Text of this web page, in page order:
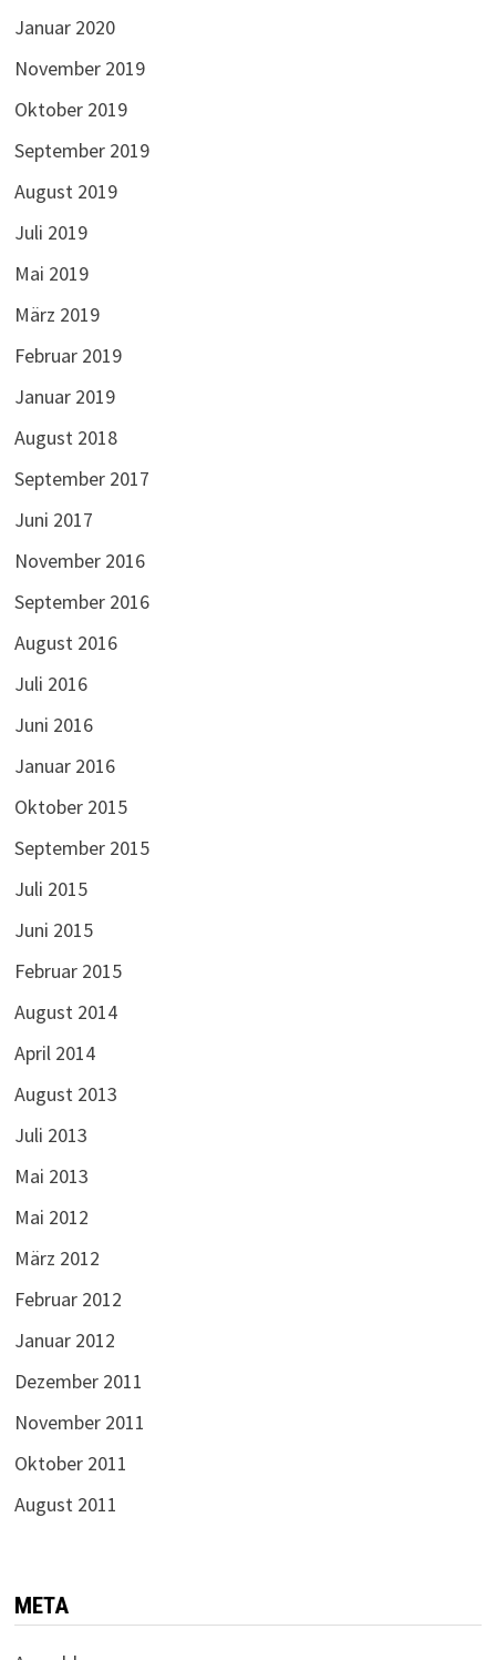
Januar 2020
November 2019
Oktober 2019
September 2019
August 2019
Juli 2019
Mai 2019
März 2019
Februar 2019
Januar 2019
August 2018
September 2017
Juni 2017
November 2016
September 2016
August 2016
Juli 2016
Juni 2016
Januar 2016
Oktober 2015
September 2015
Juli 2015
Juni 2015
Februar 2015
August 2014
April 2014
August 2013
Juli 2013
Mai 2013
Mai 2012
März 2012
Februar 2012
Januar 2012
Dezember 2011
November 2011
Oktober 2011
August 2011
META